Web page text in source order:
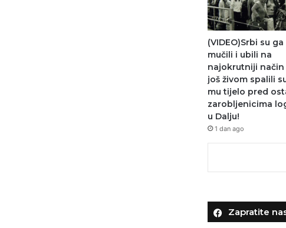
(VIDEO)Srbi su ga
mučili i ubili na
najokrutniji način
još živom spalili
mu tijelo pred
zarobljenicima
u Dalju!
1 dan ago
Zapratite